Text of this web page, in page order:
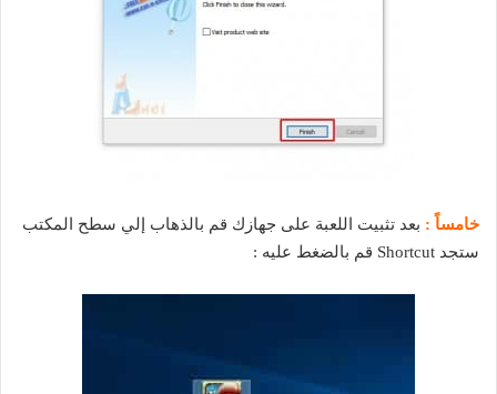
خامساً : بعد تثبيت اللعبة على جهازك قم بالذهاب إلي سطح المكتب
ستجد Shortcut قم بالضغط عليه :